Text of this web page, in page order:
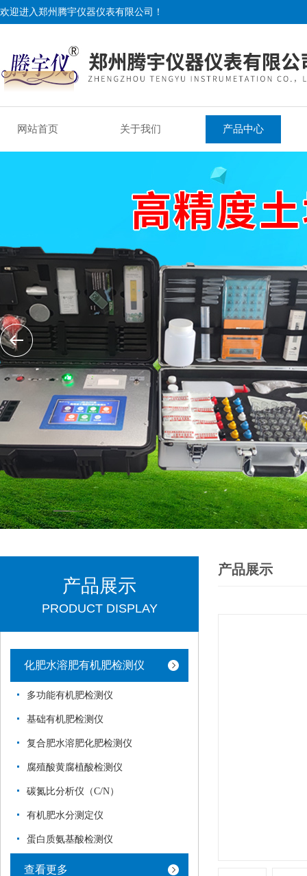
欢迎进入郑州腾宇仪器仪表有限公司！
网站首页 关于我们 产品中心
产品展示
PRODUCT DISPLAY
化肥水溶肥有机肥检测仪
多功能有机肥检测仪
基础有机肥检测仪
复合肥水溶肥化肥检测仪
腐殖酸黄腐植酸检测仪
碳氮比分析仪（C/N）
有机肥水分测定仪
蛋白质氨基酸检测仪
查看更多
产品展示